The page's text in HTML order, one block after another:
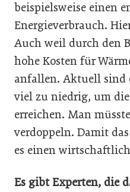
beispielsweise einen
Energieverbrauch.
Auch weil durch den
hohe Kosten für
anfallen. Aktuell sind
viel zu niedrig, um
erreichen. Man
verdoppeln. Damit
es einen
Es gibt Experten, die